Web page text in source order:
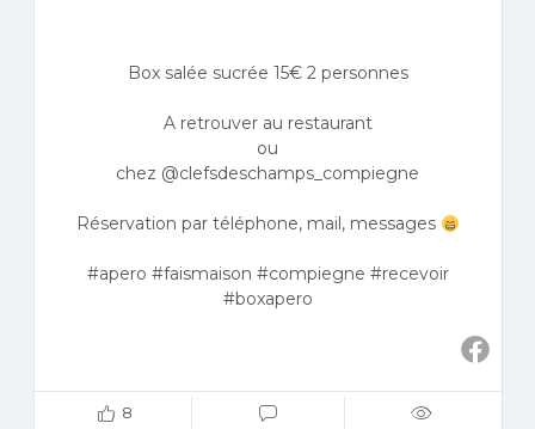
Box salée sucrée 15€ 2 personnes
A retrouver au restaurant
ou
chez @clefsdeschamps_compiegne
Réservation par téléphone, mail, messages
#apero #faismaison #compiegne #recevoir
#boxapero
8